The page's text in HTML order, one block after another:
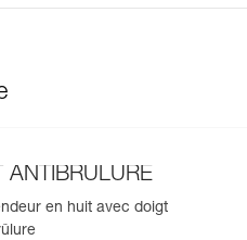
ANTIBRULURE
en huit avec doigt